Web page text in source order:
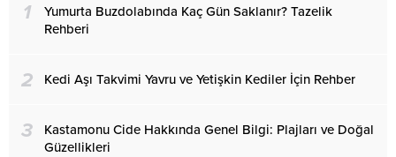
1
Yumurta Buzdolabında Kaç Gün Saklanır? Tazelik
Rehberi
2 Kedi Aşı Takvimi Yavru ve Yetişkin Kediler İçin Rehber
3
Kastamonu Cide Hakkında Genel Bilgi: Plajları ve Doğal
Güzellikleri